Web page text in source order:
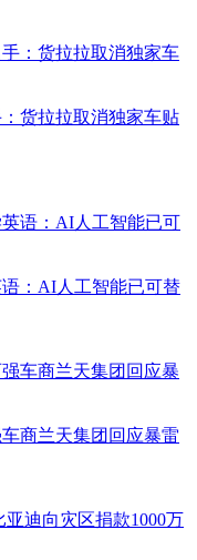
货拉拉取消独家车贴
：AI人工智能已可替
商兰天集团回应暴雷